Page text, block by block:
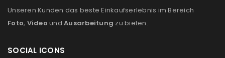
Unseren Kunden das beste Einkaufserlebnis im Bereich
Foto, Video und Ausarbeitung zu bieten.
SOCIAL ICONS